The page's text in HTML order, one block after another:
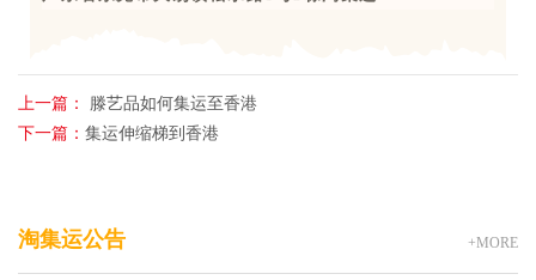
上一篇：
滕艺品如何集运至香港
下一篇： 集运伸缩梯到香港
淘集运公告 +MORE